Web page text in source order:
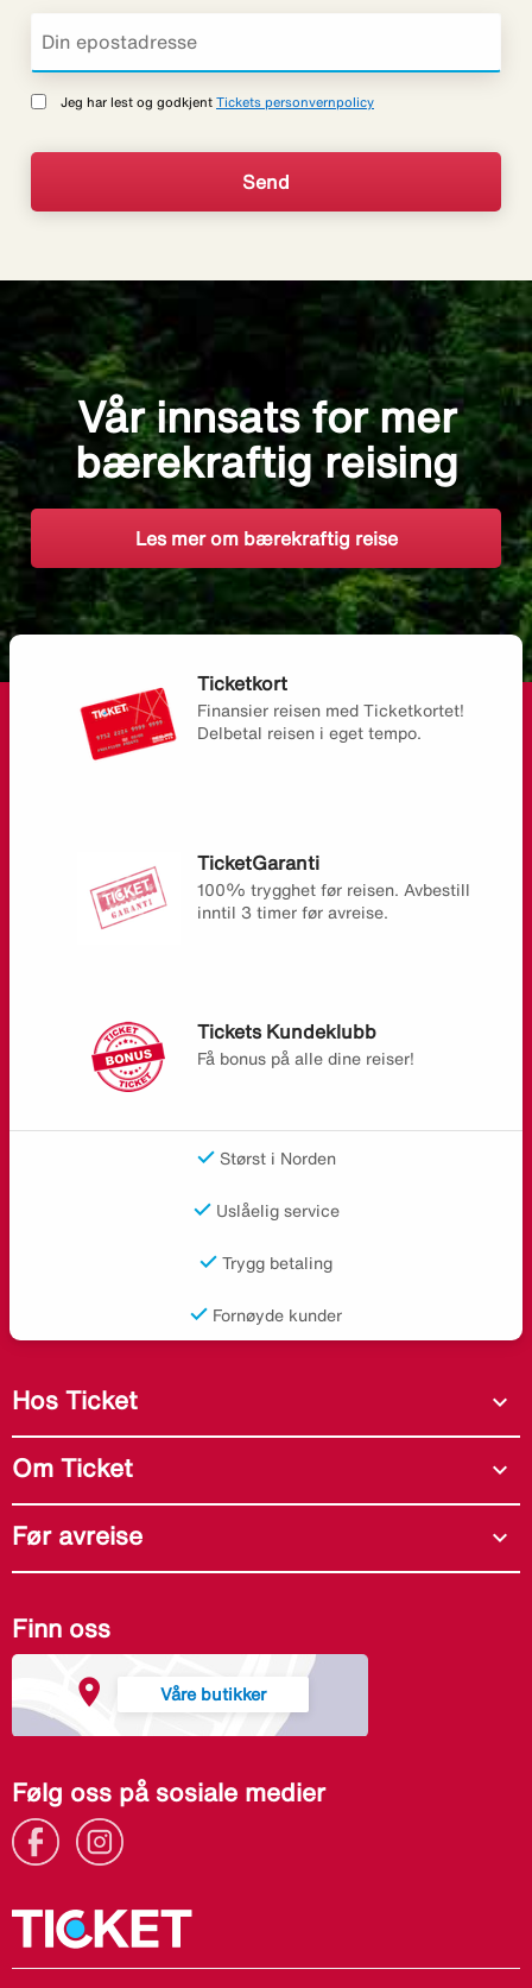
Jeg har lest og godkjent Tickets personvernpolicy
Vår innsats for mer
bærekraftig reising
Les mer om bærekraftig reise
Ticketkort
Finansier reisen med Ticketkortet!
Delbetal reisen i eget tempo.
TicketGaranti
100% trygghet før reisen. Avbestill
inntil 3 timer før avreise.
Tickets Kundeklubb
Få bonus på alle dine reiser!
Størst i Norden
Uslåelig service
Trygg betaling
Fornøyde kunder
Hos Ticket expand_more
Om Ticket expand_more
Før avreise expand_more
Finn oss
Våre butikker
Følg oss på sosiale medier